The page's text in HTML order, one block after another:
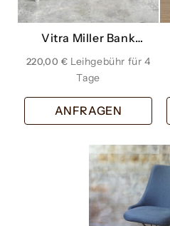
Vitra Miller Bank
blau dreier
220,00 €
ANFRAGEN